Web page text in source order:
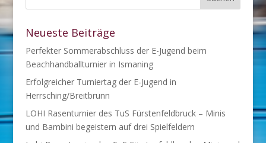
Neueste Beiträge
Perfekter Sommerabschluss der E-Jugend beim
Beachhandballturnier in Ismaning
Erfolgreicher Turniertag der E-Jugend in
Herrsching/Breitbrunn
LOHI Rasenturnier des TuS Fürstenfeldbruck – Minis
und Bambini begeistern auf drei Spielfeldern